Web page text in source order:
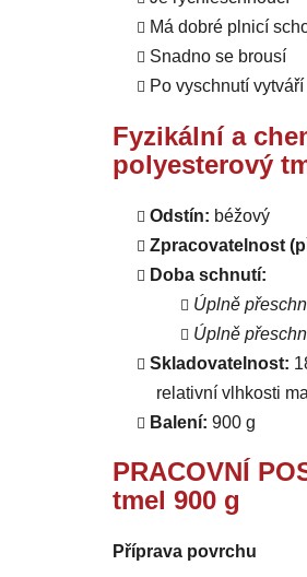
Má dobré plnicí
Snadno se brousí
Po vyschnutí
Fyzikální a
polyesterový
Odstín: béžový
Zpracovatelnost
Doba schnutí:
Úplně
Úplně
Skladovatelnost:
relativní vlhkosti
Balení: 900 g
PRACOVNÍ
tmel 900 g
Příprava povrchu